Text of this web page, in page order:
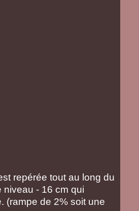
repérée tout au long du
niveau - 16 cm qui
(rampe de 2% soit une